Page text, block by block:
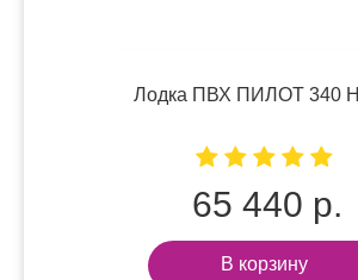
Лодка ПВХ ПИЛОТ 340
65 440 р.
В корзину